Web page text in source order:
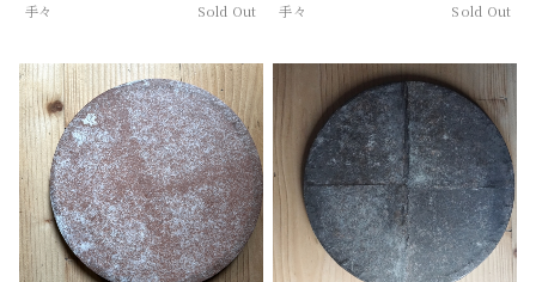
手々 Sold Out 手々 Sold Out